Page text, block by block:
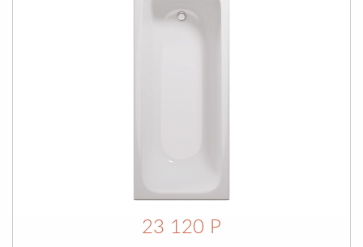
23 120 Р